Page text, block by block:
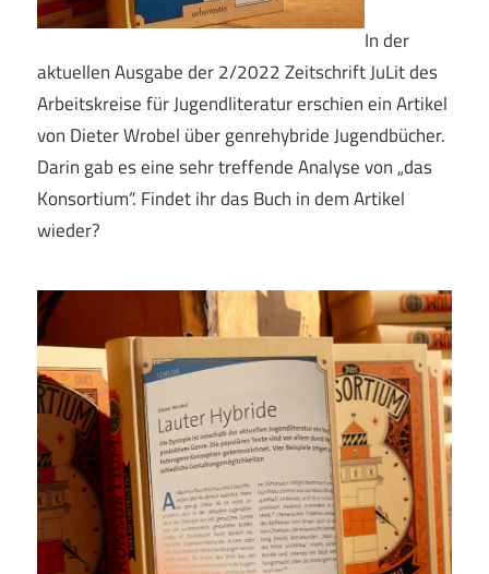
In der
aktuellen Ausgabe der 2/2022 Zeitschrift JuLit des
Arbeitskreise für Jugendliteratur erschien ein Artikel
von Dieter Wrobel über genrehybride Jugendbücher.
Darin gab es eine sehr treffende Analyse von „das
Konsortium“. Findet ihr das Buch in dem Artikel
wieder?